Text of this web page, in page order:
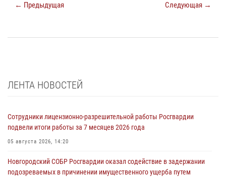
← Предыдущая Следующая →
ЛЕНТА НОВОСТЕЙ
Сотрудники лицензионно-разрешительной работы Росгвардии
подвели итоги работы за 7 месяцев 2026 года
05 августа 2026, 14:20
Новгородский СОБР Росгвардии оказал содействие в задержании
подозреваемых в причинении имущественного ущерба путем